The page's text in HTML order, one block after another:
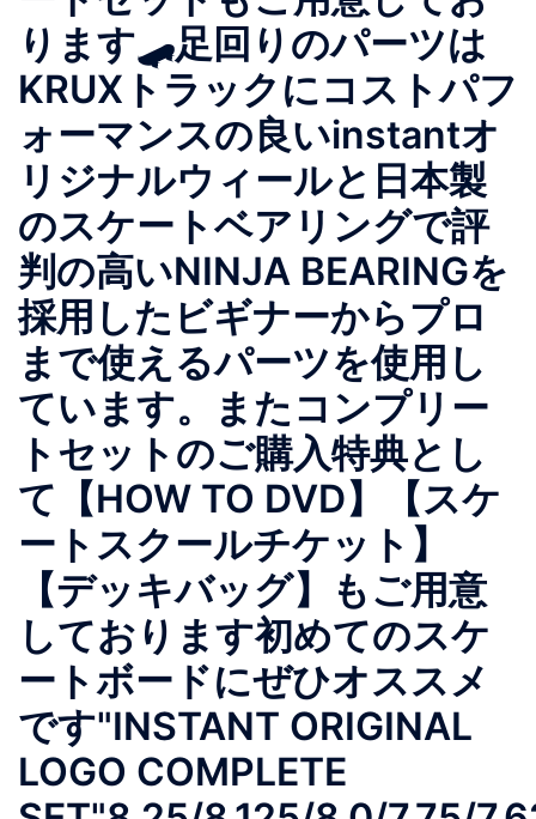
ります🛹足回りのパーツは
KRUXトラックにコストパフ
ォーマンスの良いinstantオ
リジナルウィールと日本製
のスケートベアリングで評
判の高いNINJA BEARINGを
採用したビギナーからプロ
まで使えるパーツを使用し
ています。またコンプリー
トセットのご購入特典とし
て【HOW TO DVD】【スケ
ートスクールチケット】
【デッキバッグ】もご用意
しております初めてのスケ
ートボードにぜひオススメ
です"INSTANT ORIGINAL
LOGO COMPLETE